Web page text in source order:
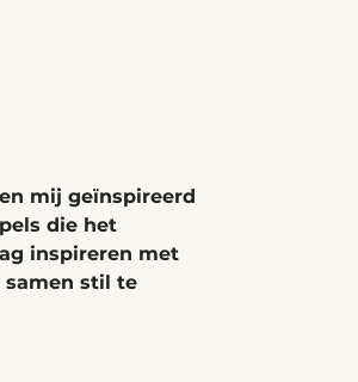
mij geïnspireerd
die het
inspireren met
samen stil te